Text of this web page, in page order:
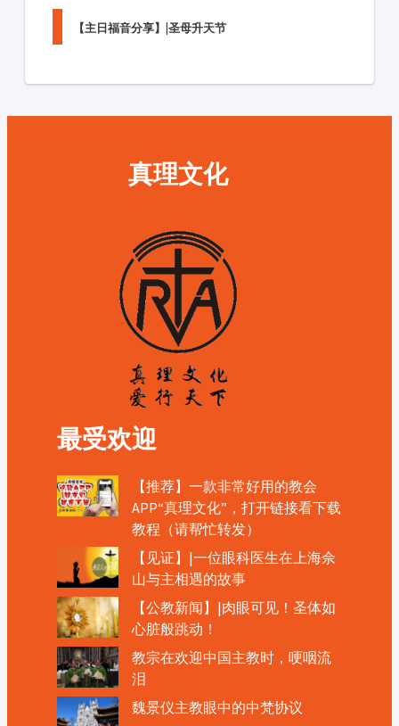
【主日福音分享】|圣母升天节
真理文化
最受欢迎
【推荐】一款非常好用的教会
APP“真理文化”，打开链接看下载
教程（请帮忙转发）
【见证】|一位眼科医生在上海佘
山与主相遇的故事
【公教新闻】|肉眼可见！圣体如
心脏般跳动！
教宗在欢迎中国主教时，哽咽流
泪
魏景仪主教眼中的中梵协议